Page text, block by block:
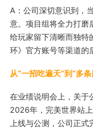
A：公司深切意识到，
意。项目组将全力打磨
给玩家留下清晰而独特
环》官方账号等渠道的
从“一招吃遍天”到“多
在业绩说明会上，关于
2026年，完美世界站
上线与公测，公司正式